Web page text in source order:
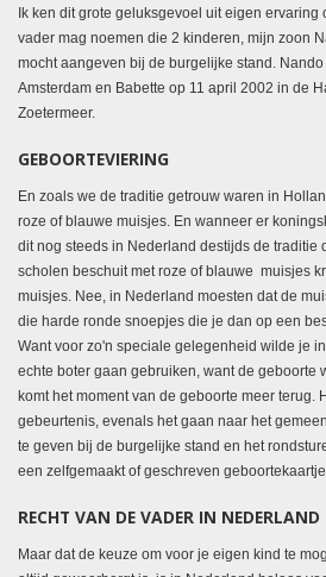
Ik ken dit grote geluksgevoel uit eigen ervaring
vader mag noemen die 2 kinderen, mijn zoon
mocht aangeven bij de burgelijke stand.
Amsterdam en Babette op 11 april 2002 in de
Zoetermeer.
GEBOORTEVIERING
En zoals we de traditie getrouw waren in
roze of blauwe muisjes. En wanneer er
dit nog steeds in Nederland destijds de traditie
scholen beschuit met roze of blauwe muisjes
muisjes. Nee, in Nederland moesten dat de
die harde ronde snoepjes die je dan op een
Want voor zo'n speciale gelegenheid wilde je
echte boter gaan gebruiken, want de geboorte
komt het moment van de geboorte meer terug.
gebeurtenis, evenals het gaan naar het
te geven bij de burgelijke stand en het
een zelfgemaakt of geschreven
RECHT VAN DE VADER IN NEDERLAND
Maar dat de keuze om voor je eigen kind te